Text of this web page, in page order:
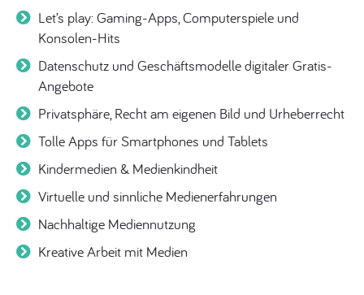
Let’s play: Gaming-Apps, Computerspiele und
Konsolen-Hits
Datenschutz und Geschäftsmodelle digitaler Gratis-
Angebote
Privatsphäre, Recht am eigenen Bild und Urheberrecht
Tolle Apps für Smartphones und Tablets
Kindermedien & Medienkindheit
Virtuelle und sinnliche Medienerfahrungen
Nachhaltige Mediennutzung
Kreative Arbeit mit Medien